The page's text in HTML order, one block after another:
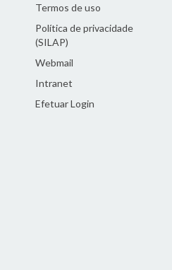
Termos de uso
Política de privacidade
(SILAP)
Webmail
Intranet
Efetuar Login